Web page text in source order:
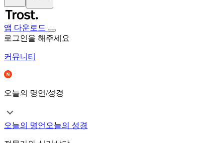
앱 다운로드
로그인을 해주세요
커뮤니티
오늘의 명언/성경
오늘의 명언 오늘의 성경